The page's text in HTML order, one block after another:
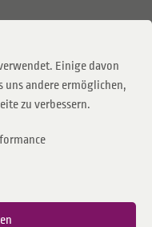
Einige davon
andere ermöglichen,
zu verbessern.